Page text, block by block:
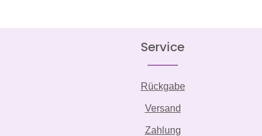
Service
Rückgabe
Versand
Zahlung